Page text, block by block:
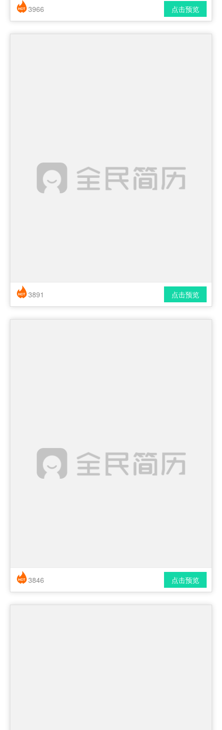
简历风格： 时尚 / 简洁 / 应届生
点击预览
3966
简历风格： 简洁 / 时尚 / 应届生
点击预览
3891
简历风格： 时尚 / 简洁 / 应届生
点击预览
3846